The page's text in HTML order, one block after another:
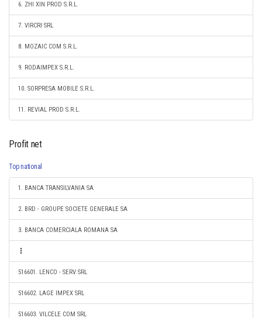
6. ZHI XIN PROD S.R.L.
7. VIRCRI SRL
8. MOZAIC COM S.R.L.
9. RODAIMPEX S.R.L.
10. SORPRESA MOBILE S.R.L.
11. REVIAL PROD S.R.L.
Profit net
Top national
1. BANCA TRANSILVANIA SA
2. BRD - GROUPE SOCIETE GENERALE SA
3. BANCA COMERCIALA ROMANA SA
516601. LENCO - SERV SRL
516602. LAGE IMPEX SRL
516603. VILCELE COM SRL